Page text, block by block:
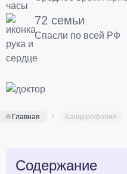
72 семьи
Спасли по всей РФ
Главная Канцерофобия
Содержание